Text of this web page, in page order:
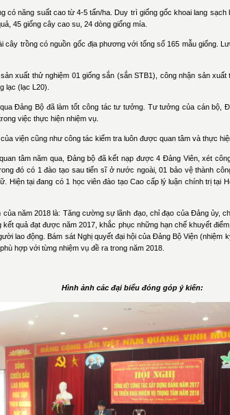
năng suất cao từ 4-5 tấn/ha. Duy trì giống gốc khoai lang
45 giống cây cao su, 24 dòng giống mía.
trồng có nguồn gốc địa phương với tổng số 165 mẫu giống.
xuất thử nghiệm 01 giống sắn (sắn STB1), công nhận sản xuất
lạc (lạc L20).
Đảng Bộ đã làm tốt công tác tư tưởng. Tư tưởng của cán bộ,
việc thực hiện nhiệm vụ.
viện cũng như công tác kiểm tra luôn được quan tâm và thực
tâm năm qua, Đảng bộ đã kết nạp được 4 Đảng Viên, xét
đó có 1 đào tạo sau tiến sĩ ở nước ngoài, 01 bảo vệ thành
Hiện tại đang có 1 học viên đào tạo Cao cấp lý luận chính trị tại
năm 2018 là: Tăng cường sự lãnh đạo, chỉ đạo của Đảng ủy,
quả đạt được năm 2017, khắc phục những hạn chế khuyết
lao động. Bám sát Nghị quyết đại hội của Đảng Bộ Viện
hợp với từng nhiệm vụ đề ra trong năm 2018.
Hình ảnh các đại biểu đóng góp ý kiến: